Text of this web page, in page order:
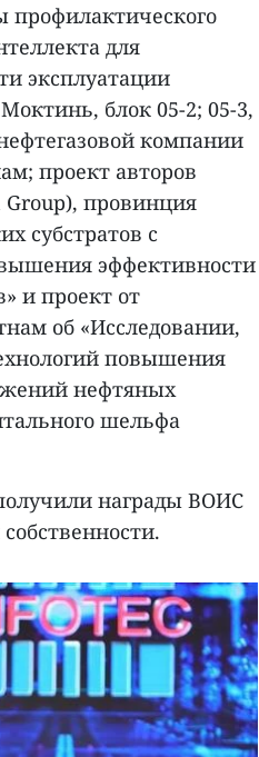
профилактического
для
эксплуатации
блок 05-2; 05-3,
компании
проект авторов
провинция
субстратов с
эффективности
и проект от
об «Исследовании,
повышения
нефтяных
шельфа
награды ВОИС